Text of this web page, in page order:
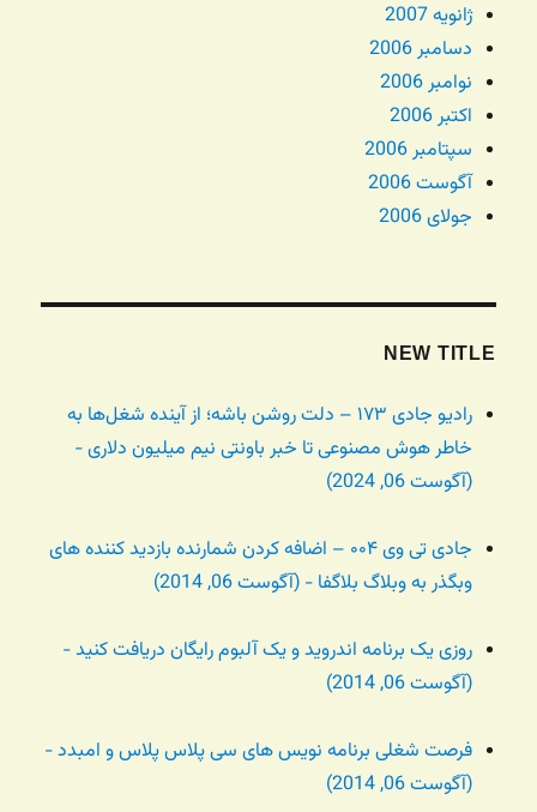
ژانویه 2007
دسامبر 2006
نوامبر 2006
اکتبر 2006
سپتامبر 2006
آگوست 2006
جولای 2006
NEW TITLE
رادیو جادی ۱۷۳ – دلت روشن باشه؛ از آینده شغل‌ها به
خاطر هوش مصنوعی تا خبر باونتی نیم میلیون دلاری -
(آگوست 06, 2024)
جادی تی وی ۰۰۴ – اضافه کردن شمارنده بازدید کننده های
وبگذر به وبلاگ بلاگفا - (آگوست 06, 2014)
روزی یک برنامه اندروید و یک آلبوم رایگان دریافت کنید -
(آگوست 06, 2014)
فرصت شغلی برنامه نویس های سی پلاس پلاس و امبدد -
(آگوست 06, 2014)